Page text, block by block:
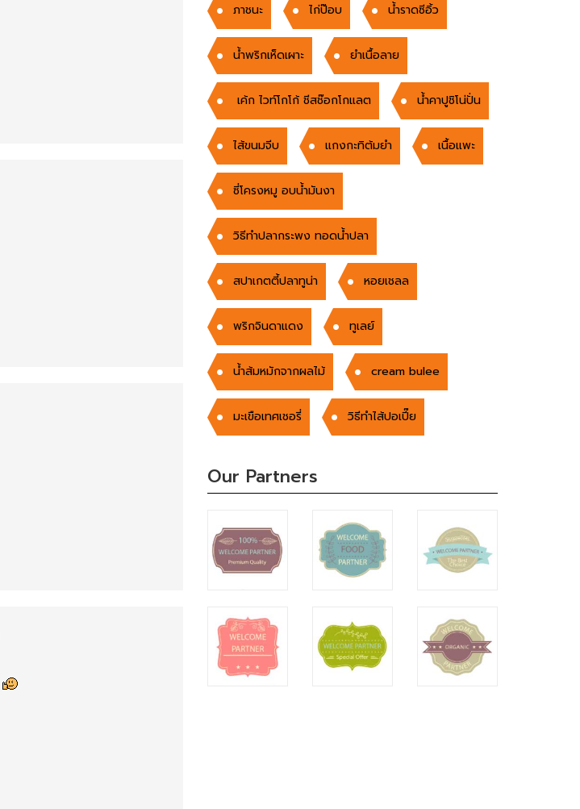
ภาชนะ ไก่ป๊อบ น้ำราดซีอิ้ว
น้ำพริกเห็ดเผาะ ยำเนื้อลาย
เค้ก ไวท์โกโก้ ชีสช๊อกโกแลต น้ำคาปูชิโน่ปั่น
ไส้ขนมจีบ แกงกะทิต้มยำ เนื้อแพะ
ซี่โครงหมู อบน้ำมันงา
วิธีทำปลากระพง ทอดน้ำปลา
สปาเกตตี้ปลาทูน่า หอยเชลล
พริกจินดาแดง ทูเลย์
น้ำส้มหมักจากผลไม้ cream bulee
มะเขือเทศเชอรี่ วิธีทำไส้ปอเปี๊ย
Our Partners